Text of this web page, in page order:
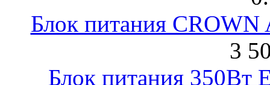
Блок питания
3
Блок питания 350Вт